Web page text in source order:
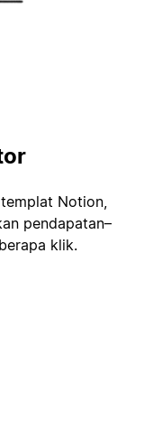
Notion,
pendapatan–
klik.